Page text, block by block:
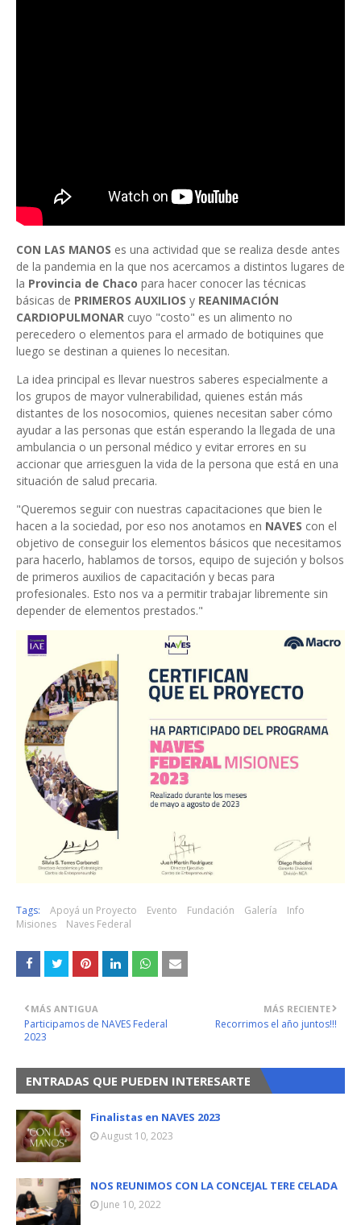
CON LAS MANOS es una actividad que se realiza desde antes
de la pandemia en la que nos acercamos a distintos lugares de
la Provincia de Chaco para hacer conocer las técnicas
básicas de PRIMEROS AUXILIOS y REANIMACIÓN
CARDIOPULMONAR cuyo "costo" es un alimento no
perecedero o elementos para el armado de botiquines que
luego se destinan a quienes lo necesitan.
La idea principal es llevar nuestros saberes especialmente a
los grupos de mayor vulnerabilidad, quienes están más
distantes de los nosocomios, quienes necesitan saber cómo
ayudar a las personas que están esperando la llegada de una
ambulancia o un personal médico y evitar errores en su
accionar que arriesguen la vida de la persona que está en una
situación de salud precaria.
"Queremos seguir con nuestras capacitaciones que bien le
hacen a la sociedad, por eso nos anotamos en NAVES con el
objetivo de conseguir los elementos básicos que necesitamos
para hacerlo, hablamos de torsos, equipo de sujeción y bolsos
de primeros auxilios de capacitación y becas para
profesionales. Esto nos va a permitir trabajar libremente sin
depender de elementos prestados."
Tags: Apoyá un Proyecto Evento Fundación Galería
Info
Misiones
Naves Federal
MÁS RECIENTE
Recorrimos el año juntos!!!
MÁS ANTIGUA
Participamos de NAVES Federal
2023
ENTRADAS QUE PUEDEN INTERESARTE
Finalistas en NAVES 2023
August 10, 2023
NOS REUNIMOS CON LA CONCEJAL TERE CELADA
June 10, 2022